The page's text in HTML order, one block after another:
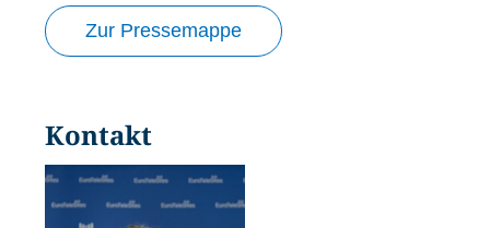
Zur Pressemappe
Kontakt